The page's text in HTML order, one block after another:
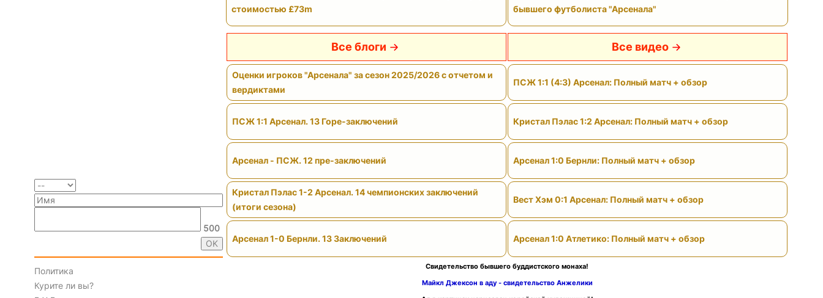
500
Политика
Курите ли вы?
стоимостью £73m
бывшего футболиста "Арсенала"
Все блоги
Оценки игроков "Арсенала" за сезон 2025/2026 с отчетом и
вердиктами
ПСЖ 1:1 Арсенал. 13 Горе-заключений
Арсенал - ПСЖ. 12 пре-заключений
Кристал Пэлас 1-2 Арсенал. 14 чемпионских заключений
(итоги сезона)
Арсенал 1-0 Бернли. 13 Заключений
Все видео
ПСЖ 1:1 (4:3) Арсенал: Полный матч + обзор
Кристал Пэлас 1:2 Арсенал: Полный матч + обзор
Арсенал 1:0 Бернли: Полный матч + обзор
Вест Хэм 0:1 Арсенал: Полный матч + обзор
Арсенал 1:0 Атлетико: Полный матч + обзор
Свидетельство бывшего буддистского монаха!
Майкл Джексон в аду - свидетельство Анжелики